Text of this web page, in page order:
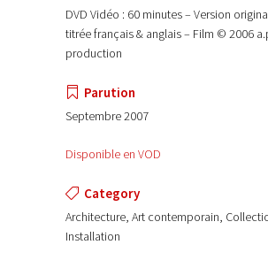
DVD Vidéo : 60 minutes – Version
titrée français & anglais – Film © 2006
production
Parution
Septembre 2007
Disponible en VOD
Category
Architecture, Art contemporain,
Installation